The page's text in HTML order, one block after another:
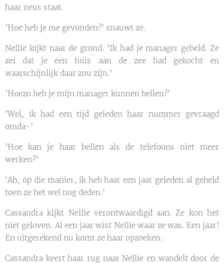
haar neus staat.
'Hoe heb je me gevonden?' snauwt ze.
Nellie kijkt naar de grond. 'Ik had je manager gebeld. Ze
zei dat je een huis aan de zee had gekocht en
waarschijnlijk daar zou zijn.'
'Hoezo heb je mijn manager kunnen bellen?'
'Wel, ik had een tijd geleden haar nummer gevraagd
omda-'
'Hoe kan je haar bellen als de telefoons niet meer
werken?'
'Ah, op die manier, ik heb haar een jaar geleden al gebeld
toen ze het wel nog deden.'
Cassandra kijkt Nellie verontwaardigd aan. Ze kon het
niet geloven. Al een jaar wist Nellie waar ze was. Een jaar!
En uitgerekend nu komt ze haar opzoeken.
Cassandra keert haar rug naar Nellie en wandelt door de